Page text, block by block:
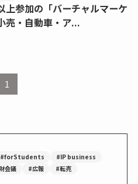
上参加の「バーチャルマーケ
売・自動車・ア...
1
#forStudents
#IP business
会議 #広報 #転売